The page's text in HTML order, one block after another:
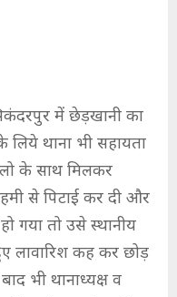
में छेड़खानी का
लिये थाना भी सहायता
के साथ मिलकर
से पिटाई कर दी और
गया तो उसे स्थानीय
लावारिश कह कर छोड़
भी थानाध्यक्ष व